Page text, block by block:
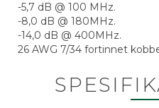
-5,7 dB @ 100 MHz.
-8,0 dB @ 180MHz.
-14,0 dB @ 400MHz.
26 AWG 7/34 fortinnet